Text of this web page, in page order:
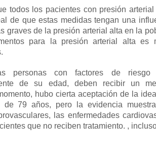
todos los pacientes con presión
de que estas medidas tengan una
graves de la presión arterial alta en la
para la presión arterial alta es
personas con factores de riesgo
de su edad, deben recibir un
hubo cierta aceptación de la
de 79 años, pero la evidencia
las enfermedades
que no reciben tratamiento. ,